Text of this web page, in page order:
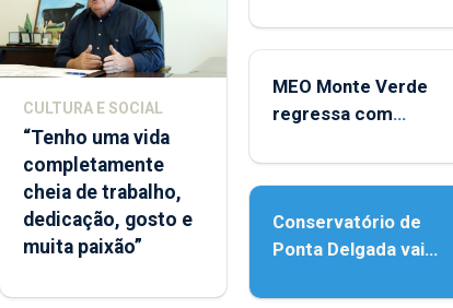
CULTURA E SOCIAL
“Tenho uma vida
completamente
cheia de trabalho,
dedicação, gosto e
muita paixão”
Micaelense
MEO Monte Verde
regressa com
acessibilidade
Conservatório de
Ponta Delgada vai
instrumentos